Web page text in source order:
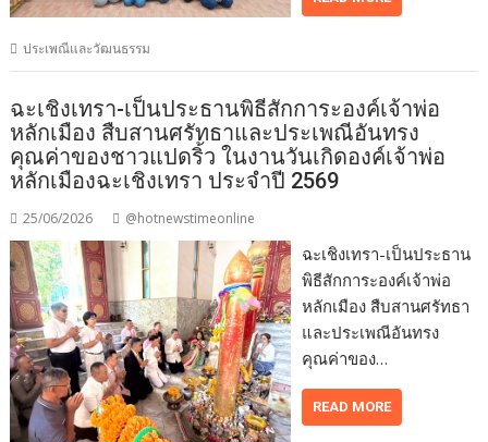
ประเพณีและวัฒนธรรม
ฉะเชิงเทรา-เป็นประธานพิธีสักการะองค์เจ้าพ่อ
หลักเมือง สืบสานศรัทธาและประเพณีอันทรง
คุณค่าของชาวแปดริ้ว ในงานวันเกิดองค์เจ้าพ่อ
หลักเมืองฉะเชิงเทรา ประจำปี 2569
25/06/2026 @hotnewstimeonline
ฉะเชิงเทรา-เป็นประธาน
พิธีสักการะองค์เจ้าพ่อ
หลักเมือง สืบสานศรัทธา
และประเพณีอันทรง
คุณค่าของ…
READ MORE